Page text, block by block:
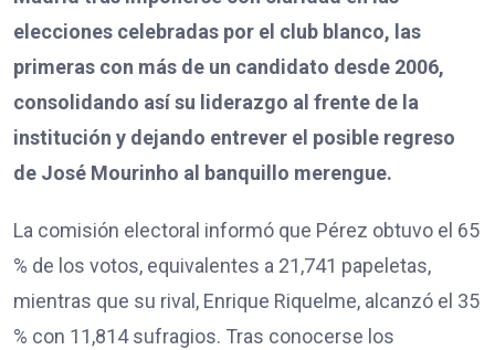
elecciones celebradas por el club blanco, las
primeras con más de un candidato desde 2006,
consolidando así su liderazgo al frente de la
institución y dejando entrever el posible regreso
de José Mourinho al banquillo merengue.
La comisión electoral informó que Pérez obtuvo el 65
% de los votos, equivalentes a 21,741 papeletas,
mientras que su rival, Enrique Riquelme, alcanzó el 35
% con 11,814 sufragios. Tras conocerse los